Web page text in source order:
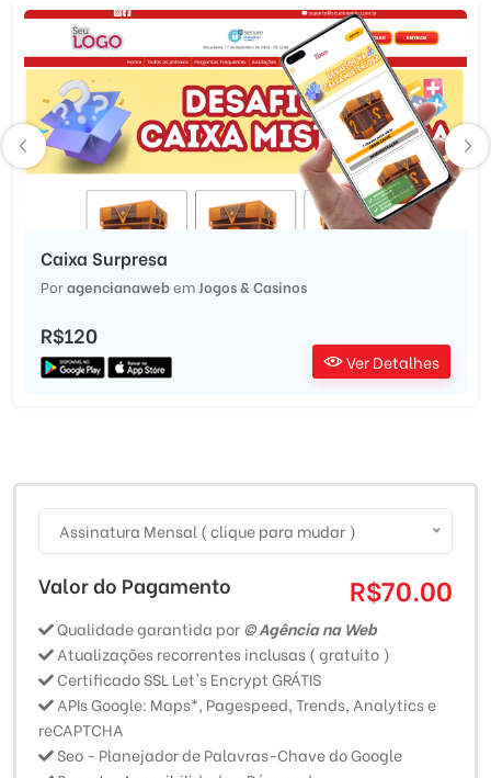
Caixa Surpresa
Poragencianawebem Jogos & Casinos
R$120
Ver Detalhes
Assinatura Mensal ( clique para mudar )
Valor do Pagamento R$70.00
Qualidade garantida por© Agência na Web
Atualizações recorrentes inclusas ( gratuito )
Certificado SSL Let's Encrypt GRÁTIS
APIs Google: Maps*, Pagespeed, Trends, Analytics e
reCAPTCHA
Seo - Planejador de Palavras-Chave do Google